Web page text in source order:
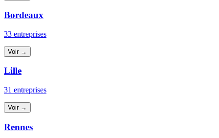
Bordeaux
33 entreprises
Voir →
Lille
31 entreprises
Voir →
Rennes